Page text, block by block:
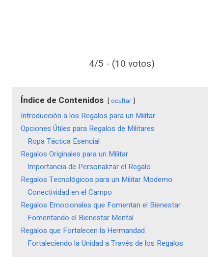
4/5 - (10 votos)
Índice de Contenidos ocultar
Introducción a los Regalos para un Militar
Opciones Útiles para Regalos de Militares
Ropa Táctica Esencial
Regalos Originales para un Militar
Importancia de Personalizar el Regalo
Regalos Tecnológicos para un Militar Moderno
Conectividad en el Campo
Regalos Emocionales que Fomentan el Bienestar
Fomentando el Bienestar Mental
Regalos que Fortalecen la Hermandad
Fortaleciendo la Unidad a Través de los Regalos